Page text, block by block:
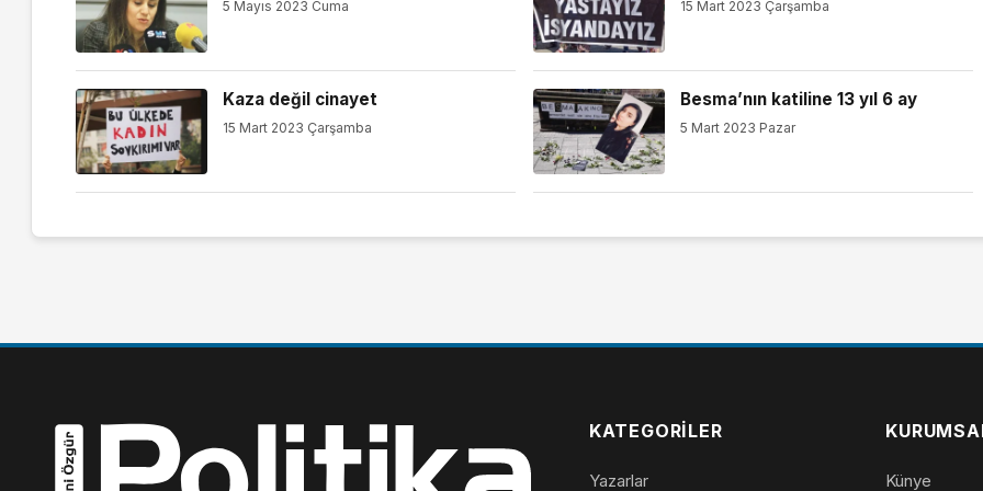
5 Mayıs 2023 Cuma 15 Mart 2023 Çarşamba
Kaza değil cinayet
15 Mart 2023 Çarşamba
Besma’nın katiline 13 yıl 6 ay
5 Mart 2023 Pazar
KATEGORILER
Yazarlar Künye